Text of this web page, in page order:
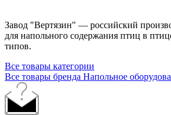
Завод "Вертязин" — российский
для напольного содержания птиц в
типов.
Все товары категории
Все товары бренда Напольное